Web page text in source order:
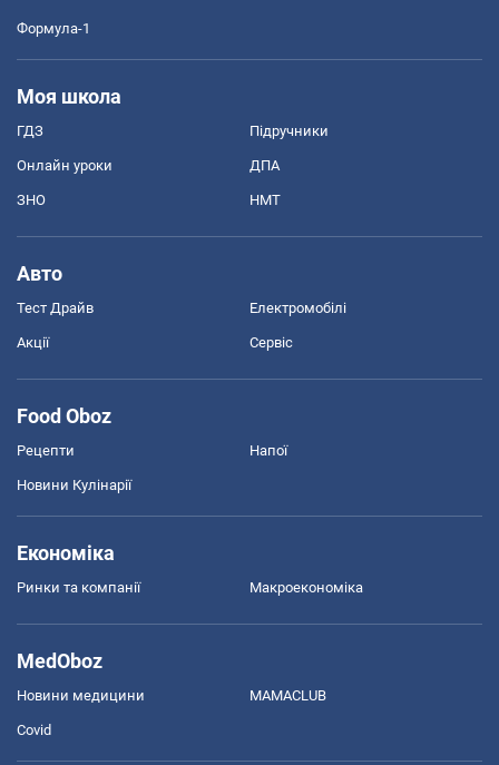
Формула-1
Моя школа
ГДЗ Підручники
Онлайн уроки ДПА
ЗНО НМТ
Авто
Тест Драйв Електромобілі
Акції Сервіс
Food Oboz
Рецепти Напої
Новини Кулінарії
Економіка
Ринки та компанії Макроекономіка
MedOboz
Новини медицини MAMACLUB
Covid